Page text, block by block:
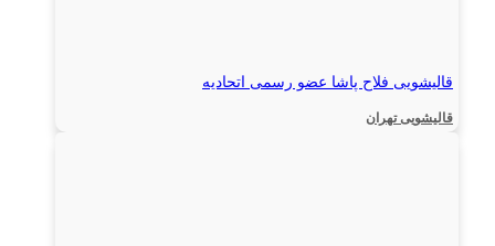
قالیشویی فلاح پاشا عضو رسمی اتحادیه
قالیشویی تهران